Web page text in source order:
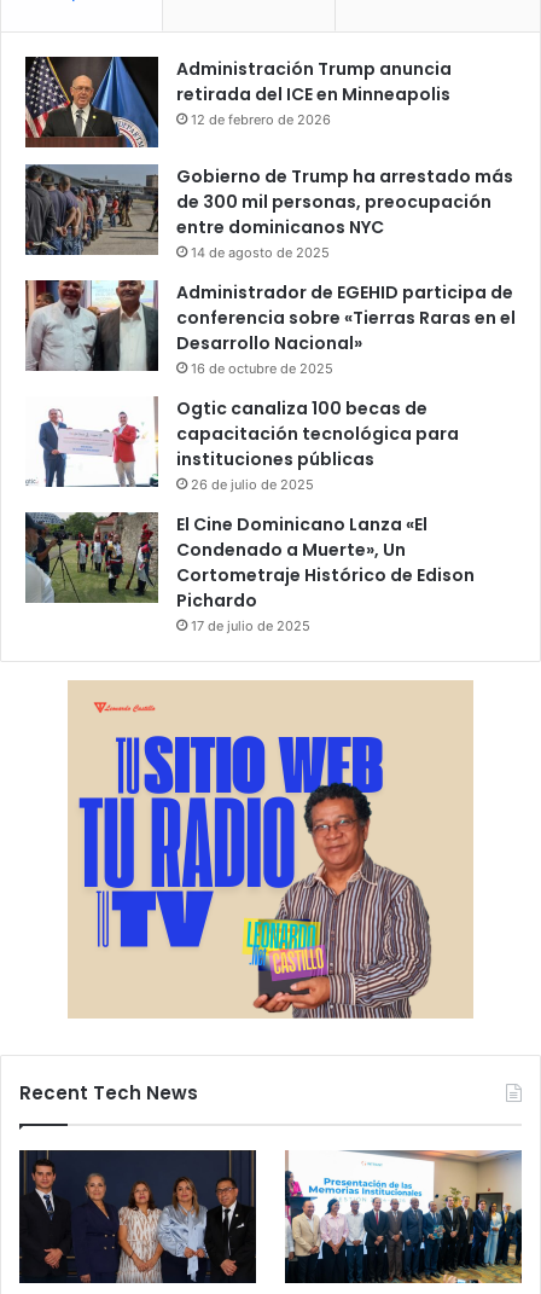
Administración Trump anuncia
retirada del ICE en Minneapolis
12 de febrero de 2026
Gobierno de Trump ha arrestado más
de 300 mil personas, preocupación
entre dominicanos NYC
14 de agosto de 2025
Administrador de EGEHID participa de
conferencia sobre «Tierras Raras en el
Desarrollo Nacional»
16 de octubre de 2025
Ogtic canaliza 100 becas de
capacitación tecnológica para
instituciones públicas
26 de julio de 2025
El Cine Dominicano Lanza «El
Condenado a Muerte», Un
Cortometraje Histórico de Edison
Pichardo
17 de julio de 2025
Recent Tech News